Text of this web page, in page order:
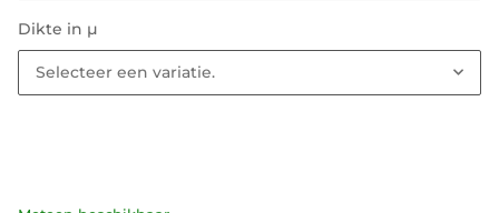
Dikte in µ
Selecteer een variatie.